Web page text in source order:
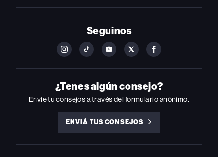
Seguinos
FOLLOW
ON
INSTAGRAM
FOLLOW
ON
YOUTUBE
FOLLOW
ON
YOUTUBE
FOLLOW
ON
FOLLOW
ON
FACEBOOK
¿Tenes algún consejo?
Envíe tu consejos a través del formulario anónimo.
ENVIÁ TUS CONSEJOS
ENVIÁ
CONSEJOS